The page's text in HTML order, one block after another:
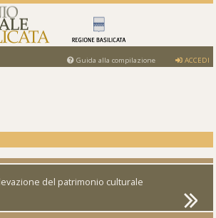
Guida alla compilazione ACCEDI
del patrimonio culturale